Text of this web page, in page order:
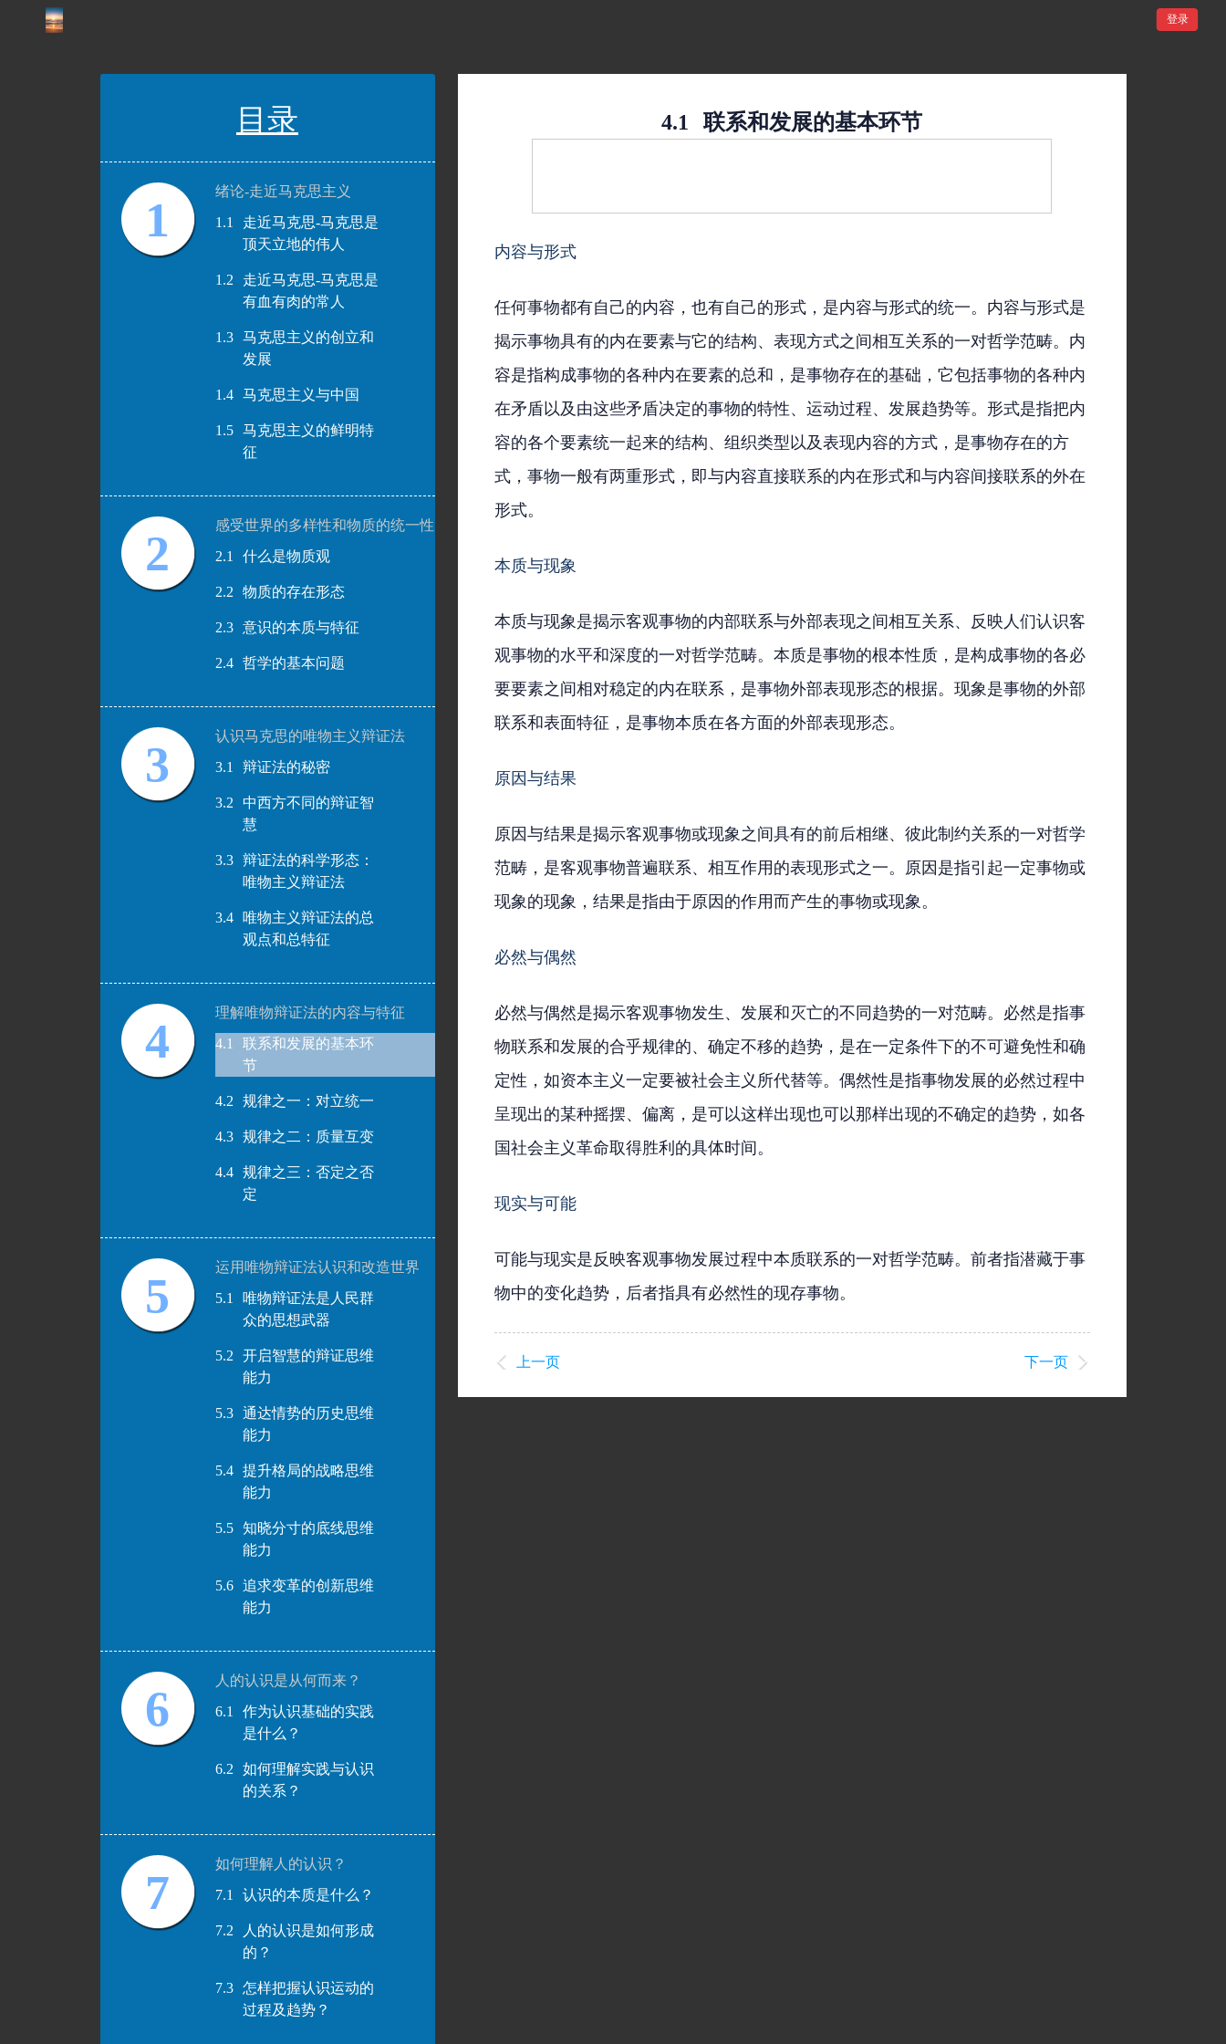
登录
目录
1
绪论-走近马克思主义
1.1
走近马克思-马克思是
顶天立地的伟人
1.2
走近马克思-马克思是
有血有肉的常人
1.3
马克思主义的创立和
发展
1.4 马克思主义与中国
1.5
马克思主义的鲜明特
征
2
感受世界的多样性和物质的统一性
2.1
什么是物质观
2.2 物质的存在形态
2.3 意识的本质与特征
2.4 哲学的基本问题
3
认识马克思的唯物主义辩证法
3.1
辩证法的秘密
3.2
中西方不同的辩证智
慧
3.3
辩证法的科学形态：
唯物主义辩证法
3.4
唯物主义辩证法的总
观点和总特征
4
理解唯物辩证法的内容与特征
4.1
联系和发展的基本环
节
4.2 规律之一：对立统一
4.3 规律之二：质量互变
4.4
规律之三：否定之否
定
5
运用唯物辩证法认识和改造世界
5.1
唯物辩证法是人民群
众的思想武器
5.2
开启智慧的辩证思维
能力
5.3
通达情势的历史思维
能力
5.4
提升格局的战略思维
能力
5.5
知晓分寸的底线思维
能力
5.6
追求变革的创新思维
能力
6
人的认识是从何而来？
6.1
作为认识基础的实践
是什么？
6.2
如何理解实践与认识
的关系？
7
如何理解人的认识？
7.1
认识的本质是什么？
7.2
人的认识是如何形成
的？
7.3
怎样把握认识运动的
过程及趋势？
4.1 联系和发展的基本环节
内容与形式
任何事物都有自己的内容，也有自己的形式，是内容与形式的统一。内容与形式是
揭示事物具有的内在要素与它的结构、表现方式之间相互关系的一对哲学范畴。内
容是指构成事物的各种内在要素的总和，是事物存在的基础，它包括事物的各种内
在矛盾以及由这些矛盾决定的事物的特性、运动过程、发展趋势等。形式是指把内
容的各个要素统一起来的结构、组织类型以及表现内容的方式，是事物存在的方
式，事物一般有两重形式，即与内容直接联系的内在形式和与内容间接联系的外在
形式。
本质与现象
本质与现象是揭示客观事物的内部联系与外部表现之间相互关系、反映人们认识客
观事物的水平和深度的一对哲学范畴。本质是事物的根本性质，是构成事物的各必
要要素之间相对稳定的内在联系，是事物外部表现形态的根据。现象是事物的外部
联系和表面特征，是事物本质在各方面的外部表现形态。
原因与结果
原因与结果是揭示客观事物或现象之间具有的前后相继、彼此制约关系的一对哲学
范畴，是客观事物普遍联系、相互作用的表现形式之一。原因是指引起一定事物或
现象的现象，结果是指由于原因的作用而产生的事物或现象。
必然与偶然
必然与偶然是揭示客观事物发生、发展和灭亡的不同趋势的一对范畴。必然是指事
物联系和发展的合乎规律的、确定不移的趋势，是在一定条件下的不可避免性和确
定性，如资本主义一定要被社会主义所代替等。偶然性是指事物发展的必然过程中
呈现出的某种摇摆、偏离，是可以这样出现也可以那样出现的不确定的趋势，如各
国社会主义革命取得胜利的具体时间。
现实与可能
可能与现实是反映客观事物发展过程中本质联系的一对哲学范畴。前者指潜藏于事
物中的变化趋势，后者指具有必然性的现存事物。
上一页 下一页